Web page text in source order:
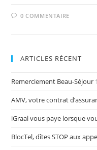
0 COMMENTAIRE
ARTICLES RÉCENT
Remerciement Beau-Séjour
AMV, votre contrat
iGraal vous paye lorsque
BlocTel, dîtes STOP aux